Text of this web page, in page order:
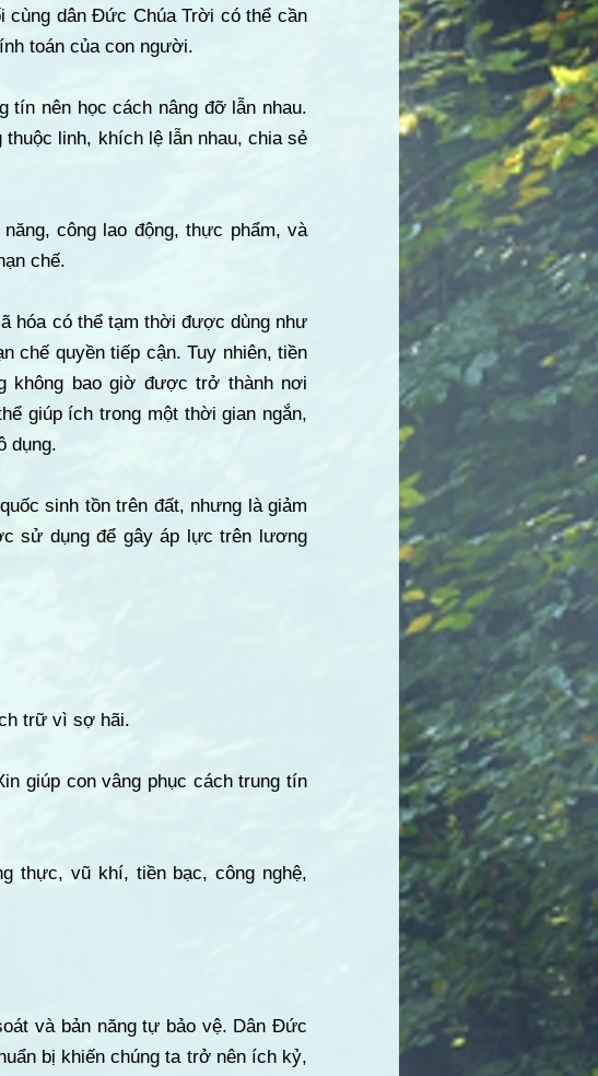
cùng dân Đức Chúa Trời có thể cần
toán của con người.
tín nên học cách nâng đỡ lẫn nhau.
linh, khích lệ lẫn nhau, chia sẻ
công lao động, thực phẩm, và
chế.
hóa có thể tạm thời được dùng như
chế quyền tiếp cận. Tuy nhiên, tiền
không bao giờ được trở thành nơi
giúp ích trong một thời gian ngắn,
dụng.
sinh tồn trên đất, nhưng là giảm
sử dụng để gây áp lực trên lương
trữ vì sợ hãi.
giúp con vâng phục cách trung tín
thực, vũ khí, tiền bạc, công nghệ,
và bản năng tự bảo vệ. Dân Đức
bị khiến chúng ta trở nên ích kỷ,